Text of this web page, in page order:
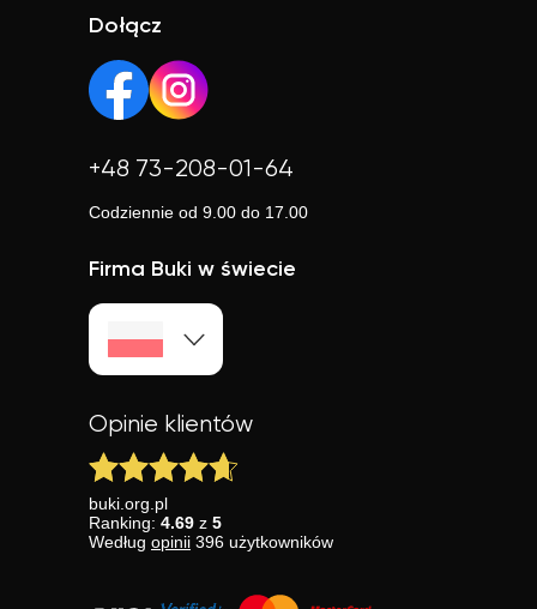
Online możesz uczyć się w elastyczny sposób,
niezależnie od lokalizacji.
Dołącz
+48 73-208-01-64
Codziennie od 9.00 do 17.00
Firma Buki w świecie
Opinie klientów
buki.org.pl
Ranking: 4.69 z 5
Według opinii 396 użytkowników